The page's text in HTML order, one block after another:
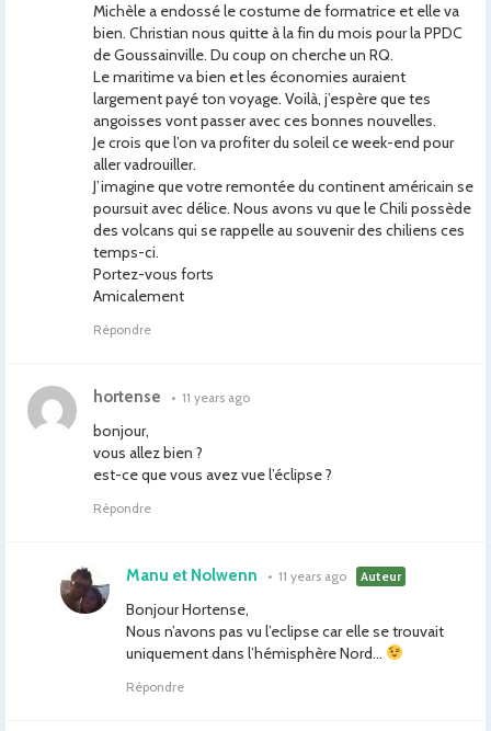
Michèle a endossé le costume de formatrice et elle va
bien. Christian nous quitte à la fin du mois pour la PPDC
de Goussainville. Du coup on cherche un RQ.
Le maritime va bien et les économies auraient
largement payé ton voyage. Voilà, j’espère que tes
angoisses vont passer avec ces bonnes nouvelles.
Je crois que l’on va profiter du soleil ce week-end pour
aller vadrouiller.
J’imagine que votre remontée du continent américain se
poursuit avec délice. Nous avons vu que le Chili possède
des volcans qui se rappelle au souvenir des chiliens ces
temps-ci.
Portez-vous forts
Amicalement
Répondre
hortense • 11 years ago
bonjour,
vous allez bien ?
est-ce que vous avez vue l’éclipse ?
Répondre
Manu et Nolwenn • 11 years ago Auteur
Bonjour Hortense,
Nous n’avons pas vu l’eclipse car elle se trouvait
uniquement dans l’hémisphère Nord…
Répondre